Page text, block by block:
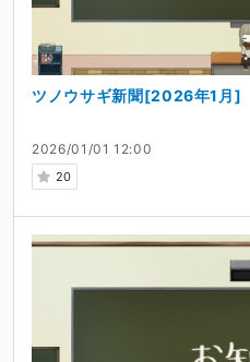
2026/01/01 12:00
20
ツノウサギ新聞[2026年1月]